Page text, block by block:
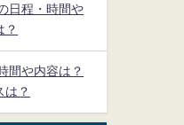
日程・時間や
？
間や内容は？
は？